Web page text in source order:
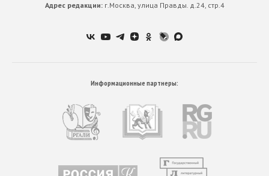
Адрес редакции:г.Москва, улица Правды. д.24, стр.4
Информационные партнеры: